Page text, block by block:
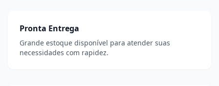
Pronta Entrega
Grande estoque disponível para atender suas
necessidades com rapidez.